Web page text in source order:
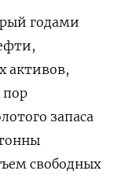
годами
активов,
пор
запаса
свободных